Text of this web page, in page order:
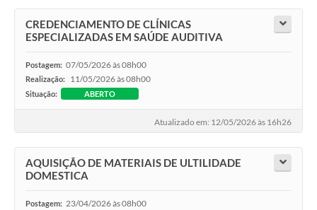
CREDENCIAMENTO DE CLÍNICAS
ESPECIALIZADAS EM SAÚDE AUDITIVA
Postagem: 07/05/2026 às 08h00
Realização: 11/05/2026 às 08h00
Situação: ABERTO
Atualizado em: 12/05/2026 às 16h26
AQUISIÇÃO DE MATERIAIS DE ULTILIDADE
DOMESTICA
Postagem: 23/04/2026 às 08h00